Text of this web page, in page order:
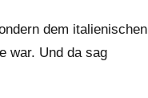
dem italienischen
war. Und da sag